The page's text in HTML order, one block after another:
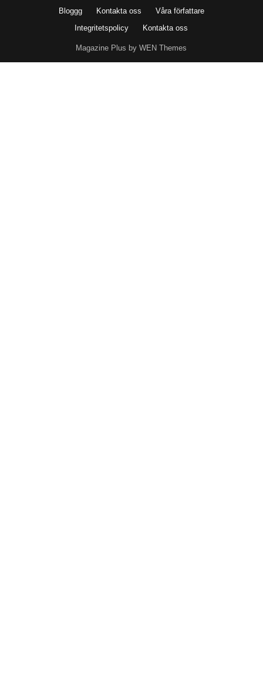
Bloggg Kontakta oss
Våra författare
Integritetspolicy
Kontakta oss
Magazine Plus by WEN Themes